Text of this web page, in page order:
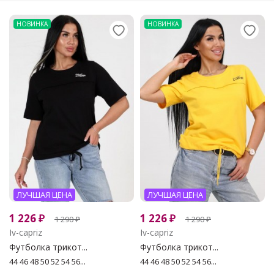
НОВИНКА
ЛУЧШАЯ ЦЕНА
1 226₽ 1 290₽
Iv-capriz
Футболка трикот...
44 46 48 50 52 54 56...
НОВИНКА
ЛУЧШАЯ ЦЕНА
1 226₽ 1 290₽
Iv-capriz
Футболка трикот...
44 46 48 50 52 54 56...